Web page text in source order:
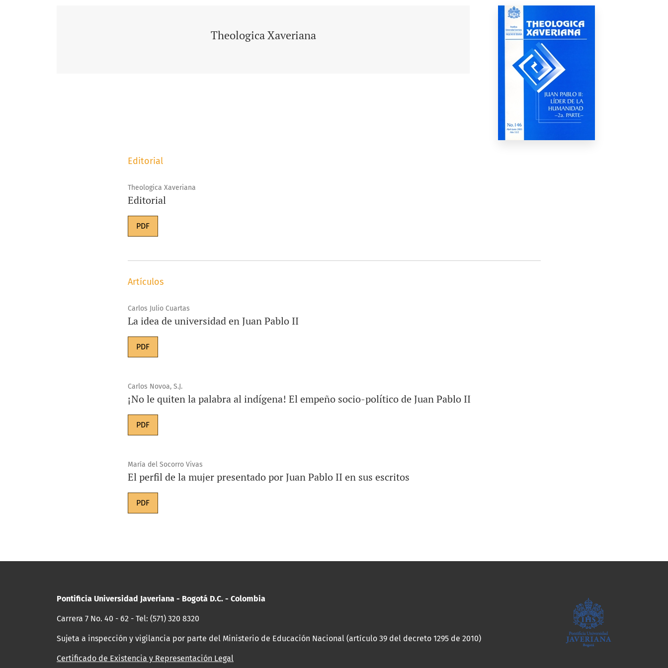
Theologica Xaveriana
Editorial
Theologica Xaveriana
Editorial
PDF
Artículos
Carlos Julio Cuartas
La idea de universidad en Juan Pablo II
PDF
Carlos Novoa, S.J.
¡No le quiten la palabra al indígena! El empeño socio-político de Juan Pablo II
PDF
María del Socorro Vivas
El perfil de la mujer presentado por Juan Pablo II en sus escritos
PDF
Pontificia Universidad Javeriana - Bogotá D.C. - Colombia
Carrera 7 No. 40 - 62 - Tel: (571) 320 8320
Sujeta a inspección y vigilancia por parte del Ministerio de Educación Nacional (artículo 39 del decreto 1295 de 2010)
Certificado de Existencia y Representación Legal